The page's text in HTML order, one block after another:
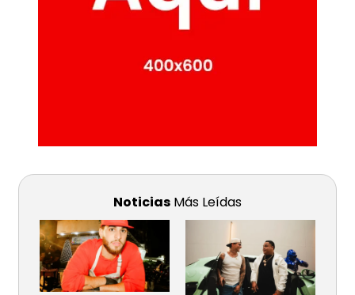
Noticias Más Leídas